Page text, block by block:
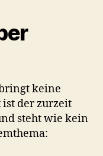
keine
der zurzeit
steht wie kein